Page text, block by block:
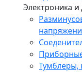
Электроника и
Тумблеры,